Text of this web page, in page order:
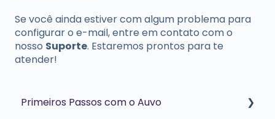
Se você ainda estiver com algum problema para
configurar o e-mail, entre em contato com o
nosso Suporte. Estaremos prontos para te
atender!
Primeiros Passos com o Auvo